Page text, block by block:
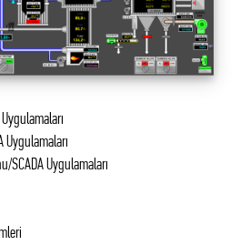
Uygulamaları
SCADA Uygulamaları